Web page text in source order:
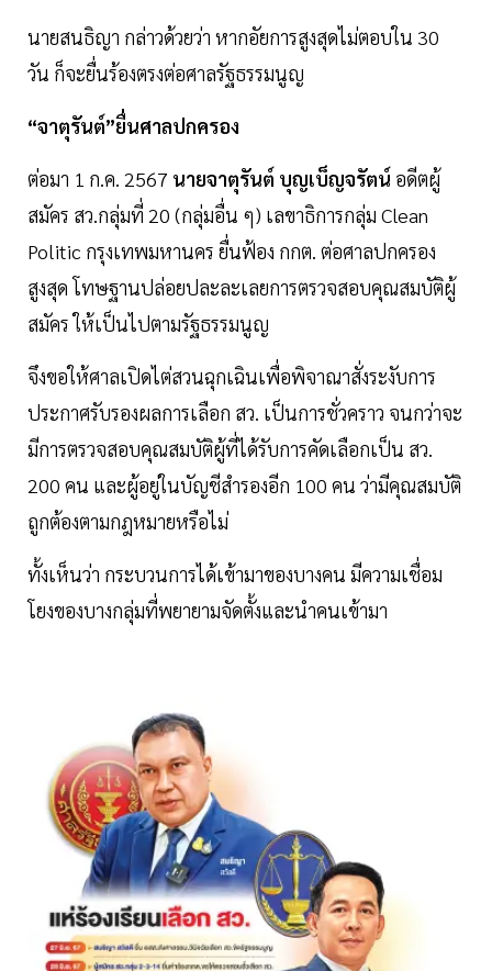
นายสนธิญา กล่าวด้วยว่า หากอัยการสูงสุดไม่ตอบใน 30
วัน ก็จะยื่นร้องตรงต่อศาลรัฐธรรมนูญ
“จาตุรันต์”ยื่นศาลปกครอง
ต่อมา 1 ก.ค. 2567 นายจาตุรันต์ บุญเบ็ญจรัตน์ อดีตผู้
สมัคร สว.กลุ่มที่ 20 (กลุ่มอื่น ๆ) เลขาธิการกลุ่ม Clean
Politic กรุงเทพมหานคร ยื่นฟ้อง กกต. ต่อศาลปกครอง
สูงสุด โทษฐานปล่อยปละละเลยการตรวจสอบคุณสมบัติผู้
สมัคร ให้เป็นไปตามรัฐธรรมนูญ
จึงขอให้ศาลเปิดไต่สวนฉุกเฉินเพื่อพิจาณาสั่งระงับการ
ประกาศรับรองผลการเลือก สว. เป็นการชั่วคราว จนกว่าจะ
มีการตรวจสอบคุณสมบัติผู้ที่ได้รับการคัดเลือกเป็น สว.
200 คน และผู้อยู่ในบัญชีสำรองอีก 100 คน ว่ามีคุณสมบัติ
ถูกต้องตามกฎหมายหรือไม่
ทั้งเห็นว่า กระบวนการได้เข้ามาของบางคน มีความเชื่อม
โยงของบางกลุ่มที่พยายามจัดตั้งและนำคนเข้ามา